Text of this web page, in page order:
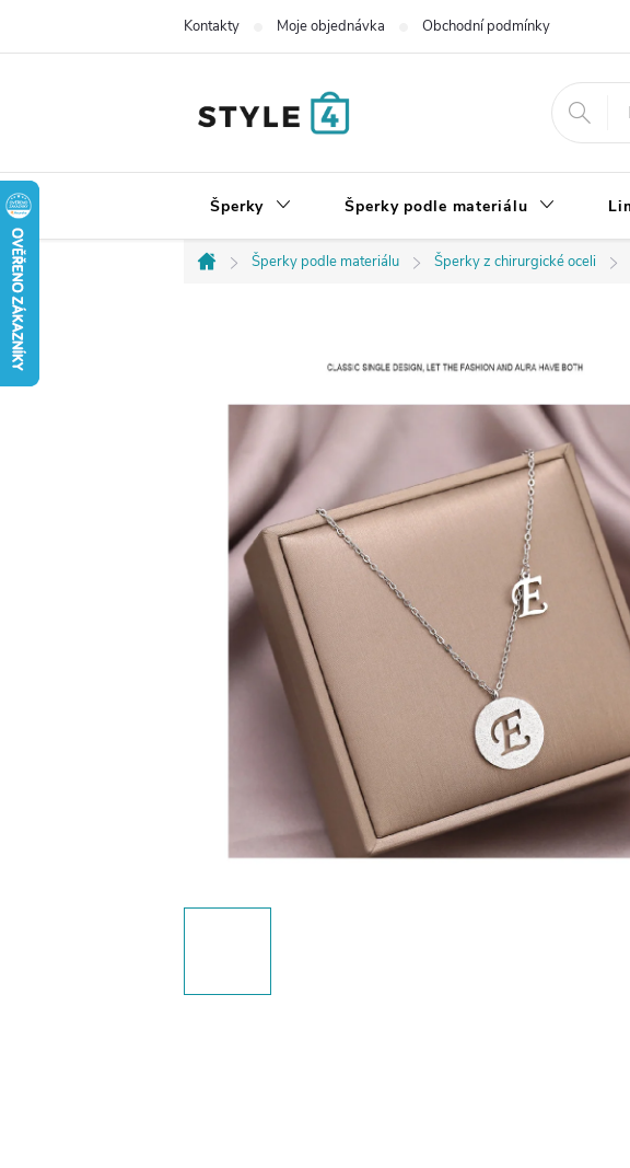
Kontakty Moje objednávka Obchodní podmínky
Šperky Šperky podle materiálu
Domů
Šperky podle materiálu Šperky z chirurgické oceli